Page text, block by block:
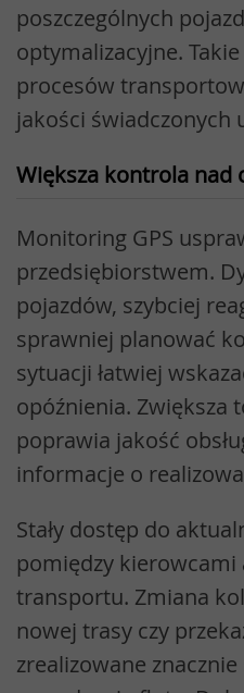
poszczególnych
optymalizacyjne.
procesów
jakości świadczonych
Większa kontrola nad
Monitoring GPS
przedsiębiorstwem.
pojazdów, szybciej
sprawniej planować
sytuacji łatwiej
opóźnienia. Zwiększa
poprawia jakość
informacje o
Stały dostęp do
pomiędzy
transportu. Zmiana
nowej trasy czy
zrealizowane